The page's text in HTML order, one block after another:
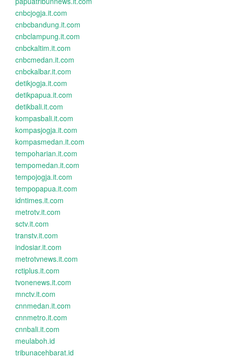
cnbcjogja.it.com
cnbcbandung.it.com
cnbclampung.it.com
cnbckaltim.it.com
cnbcmedan.it.com
cnbckalbar.it.com
detikjogja.it.com
detikpapua.it.com
detikbali.it.com
kompasbali.it.com
kompasjogja.it.com
kompasmedan.it.com
tempoharian.it.com
tempomedan.it.com
tempojogja.it.com
tempopapua.it.com
idntimes.it.com
metrotv.it.com
sctv.it.com
transtv.it.com
indosiar.it.com
metrotvnews.it.com
rctiplus.it.com
tvonenews.it.com
mnctv.it.com
cnnmedan.it.com
cnnmetro.it.com
cnnbali.it.com
meulaboh.id
tribunacehbarat.id